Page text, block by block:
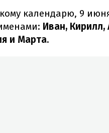
календарю, 9
Иван, Кирилл,
и Марта.